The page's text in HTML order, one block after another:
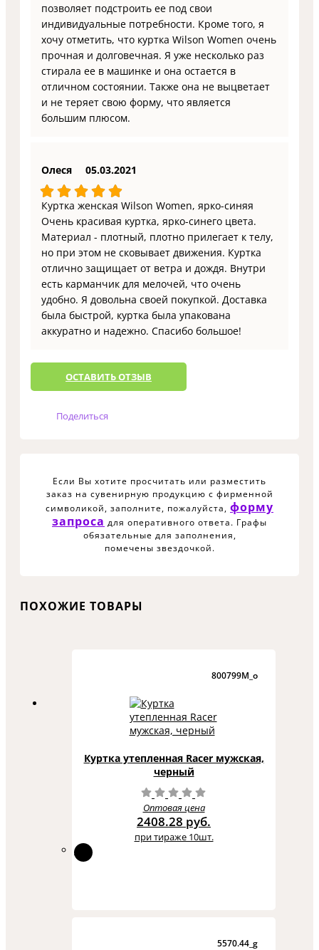
позволяет подстроить ее под свои
индивидуальные потребности. Кроме того, я
хочу отметить, что куртка Wilson Women очень
прочная и долговечная. Я уже несколько раз
стирала ее в машинке и она остается в
отличном состоянии. Также она не выцветает
и не теряет свою форму, что является
большим плюсом.
Олеся 05.03.2021
Куртка женская Wilson Women, ярко-синяя
Очень красивая куртка, ярко-синего цвета.
Материал - плотный, плотно прилегает к телу,
но при этом не сковывает движения. Куртка
отлично защищает от ветра и дождя. Внутри
есть карманчик для мелочей, что очень
удобно. Я довольна своей покупкой. Доставка
была быстрой, куртка была упакована
аккуратно и надежно. Спасибо большое!
ОCТАВИТЬ ОТЗЫВ
Поделиться
Если Вы хотите просчитать или разместить
заказ на сувенирную продукцию с фирменной
символикой, заполните, пожалуйста, форму
запроса для оперативного ответа. Графы
обязательные для заполнения,
помечены звездочкой.
ПОХОЖИЕ ТОВАРЫ
800799M_o
Куртка утепленная Racer мужская,
черный
Оптовая цена
2408.28 руб.
при тираже 10шт.
5570.44_g